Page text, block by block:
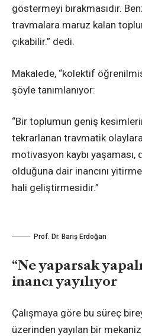
göstermeyi bırakmasıdır.
travmalara maruz kalan
çıkabilir.” dedi.
Makalede, “kolektif
şöyle tanımlanıyor:
“Bir toplumun geniş
tekrarlanan travmatik
motivasyon kaybı
olduğuna dair inancını
hali geliştirmesidir.”
Prof. Dr. Barış Erdoğan
“Ne yaparsak
inancı yayılıyor
Çalışmaya göre bu süreç
üzerinden yayılan bir